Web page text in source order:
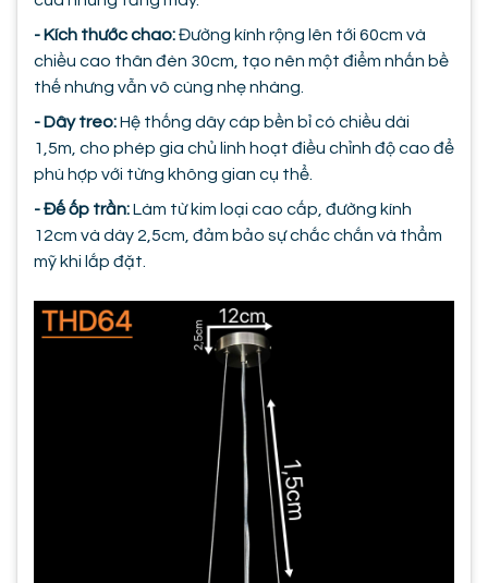
- Kích thước chao:Đường kính rộng lên tới 60cm và
chiều cao thân đèn 30cm, tạo nên một điểm nhấn bề
thế nhưng vẫn vô cùng nhẹ nhàng.
- Dây treo:Hệ thống dây cáp bền bỉ có chiều dài
1,5m, cho phép gia chủ linh hoạt điều chỉnh độ cao để
phù hợp với từng không gian cụ thể.
- Đế ốp trần:Làm từ kim loại cao cấp, đường kính
12cm và dày 2,5cm, đảm bảo sự chắc chắn và thẩm
mỹ khi lắp đặt.